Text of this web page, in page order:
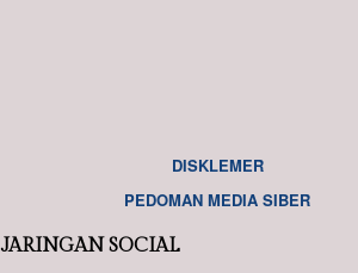
DISKLEMER
PEDOMAN MEDIA SIBER
JARINGAN SOCIAL